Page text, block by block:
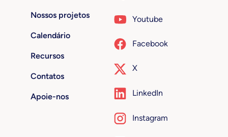
Nossos projetos
Calendário
Recursos
Contatos
Apoie-nos
Youtube
Facebook
X
LinkedIn
Instagram